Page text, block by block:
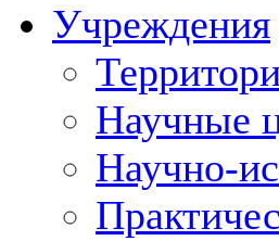
Учреждения
Научные
Научно-